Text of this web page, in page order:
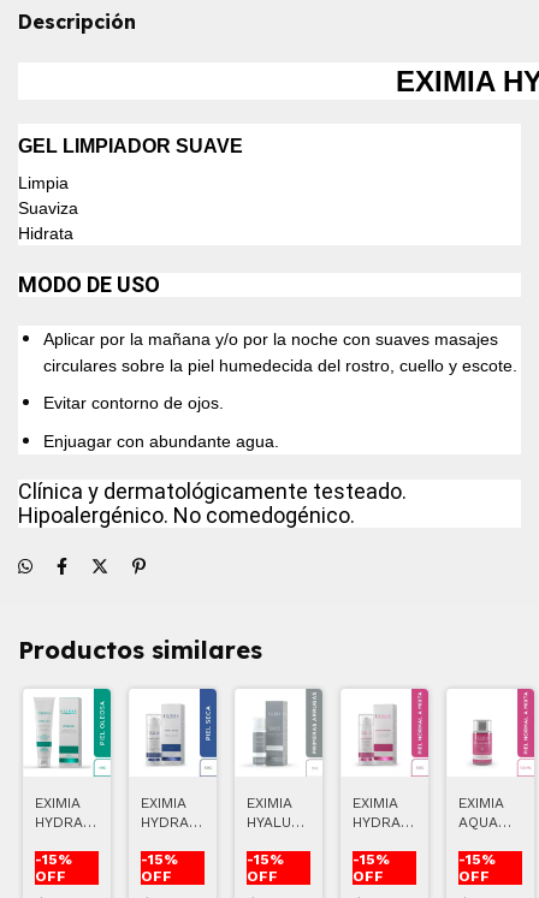
Descripción
EXIMIA
GEL LIMPIADOR SUAVE
Limpia
Suaviza
Hidrata
MODO DE USO
Aplicar por la mañana y/o por la noche con suaves masajes
circulares sobre la piel humedecida del rostro, cuello y escote.
Evitar contorno de ojos.
Enjuagar con abundante agua.
Clínica y dermatológicamente testeado.
Hipoalergénico. No comedogénico.
Productos similares
EXIMIA
HYDRA
-15%
OFF
EXIMIA
HYDRA
-15%
OFF
EXIMIA
HYALU
COMPLEX
3D
-15%
OFF
EXIMIA
HYDRA
50 ML
-15%
OFF
EXIMIA
AQUA
BIPHASIC
100 ML
-15%
OFF